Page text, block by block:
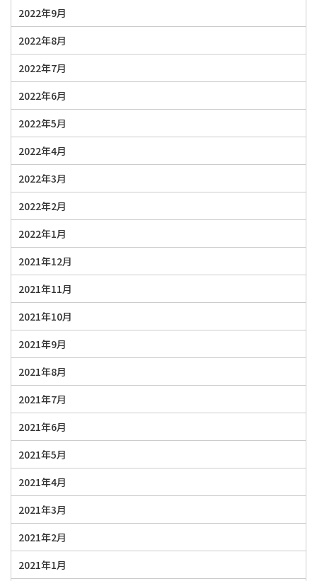
2022年9月
2022年8月
2022年7月
2022年6月
2022年5月
2022年4月
2022年3月
2022年2月
2022年1月
2021年12月
2021年11月
2021年10月
2021年9月
2021年8月
2021年7月
2021年6月
2021年5月
2021年4月
2021年3月
2021年2月
2021年1月